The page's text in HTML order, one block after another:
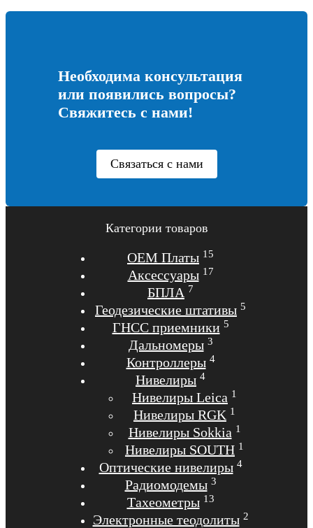
Необходима консультация
или появились вопросы?
Свяжитесь с нами!
Связаться с нами
Категории товаров
OEM Платы 15
Аксессуары 17
БПЛА 7
Геодезические штативы 5
ГНСС приемники 5
Дальномеры 3
Контроллеры 4
Нивелиры 4
Нивелиры Leica 1
Нивелиры RGK 1
Нивелиры Sokkia 1
Нивелиры SOUTH 1
Оптические нивелиры 4
Радиомодемы 3
Тахеометры 13
Электронные теодолиты 2